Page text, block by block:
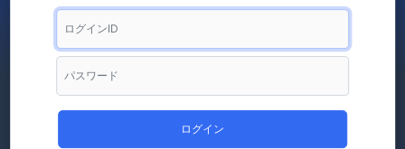
ログイン